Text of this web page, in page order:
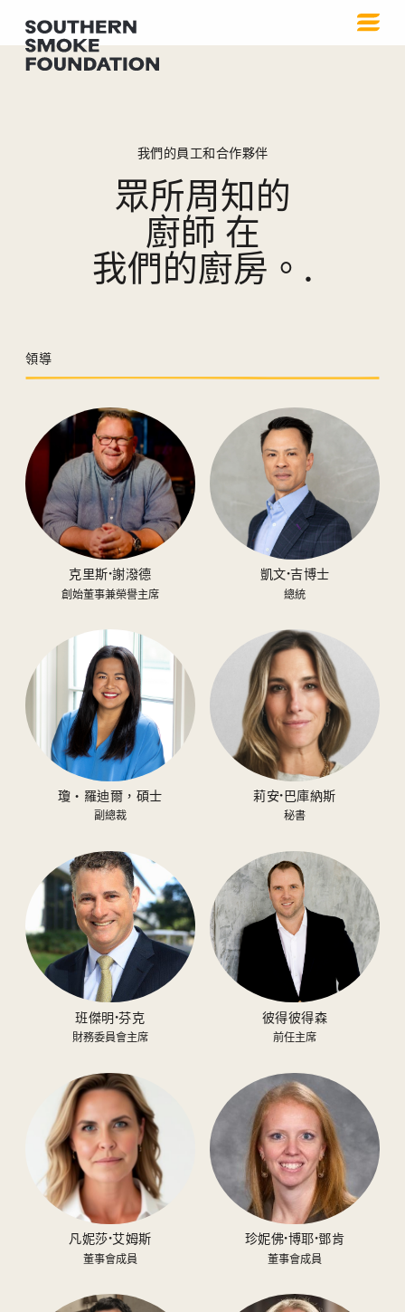
我們的員工和合作夥伴
眾所周知的
廚師 在
我們的廚房。.
領導
克里斯·謝潑德
創始董事兼榮譽主席
凱文·吉博士
總統
瓊‧羅迪爾，碩士
副總裁
莉安·巴庫納斯
秘書
班傑明·芬克
財務委員會主席
彼得彼得森
前任主席
凡妮莎·艾姆斯
董事會成員
珍妮佛·博耶·鄧肯
董事會成員